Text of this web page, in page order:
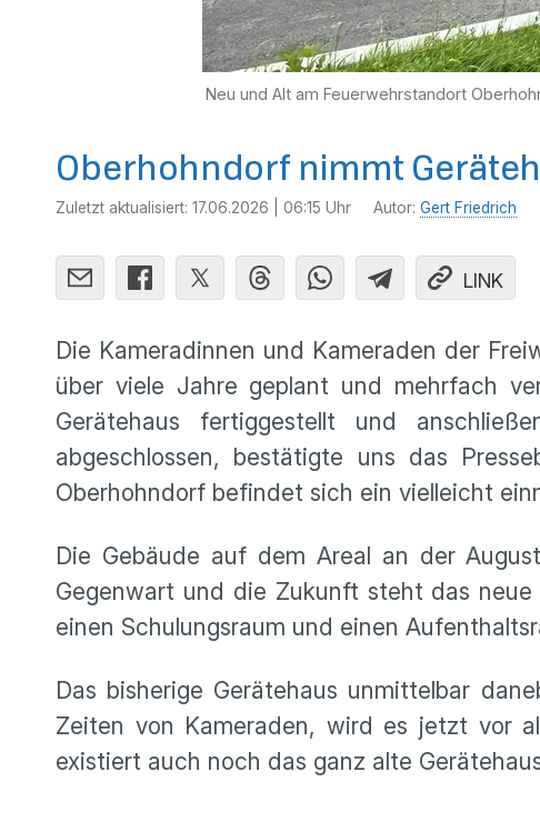
Neu und Alt am Feuerwehrstandort
Oberhohndorf nimmt
Zuletzt aktualisiert: 17.06.2026 | 06:15 Uhr Autor: Gert Friedrich
LINK
Die Kameradinnen und Kameraden der
über viele Jahre geplant und mehrfach
Gerätehaus fertiggestellt und
abgeschlossen, bestätigte uns das
Oberhohndorf befindet sich ein vielleicht
Die Gebäude auf dem Areal an der
Gegenwart und die Zukunft steht das
einen Schulungsraum und einen
Das bisherige Gerätehaus unmittelbar
Zeiten von Kameraden, wird es jetzt vor
existiert auch noch das ganz alte